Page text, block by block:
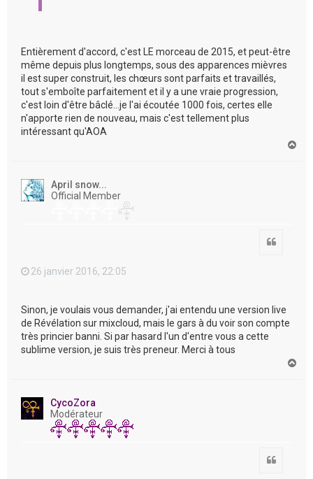
Entièrement d'accord, c'est LE morceau de 2015, et peut-être
même depuis plus longtemps, sous des apparences mièvres
il est super construit, les chœurs sont parfaits et travaillés,
tout s'emboîte parfaitement et il y a une vraie progression,
c'est loin d'être bâclé...je l'ai écoutée 1000 fois, certes elle
n'apporte rien de nouveau, mais c'est tellement plus
intéressant qu'AOA
April snow...
Official Member
26 janvier 2016, 22:05
Sinon, je voulais vous demander, j'ai entendu une version live
de Révélation sur mixcloud, mais le gars à du voir son compte
très princier banni. Si par hasard l'un d'entre vous a cette
sublime version, je suis très preneur. Merci à tous
CycoZora
Modérateur